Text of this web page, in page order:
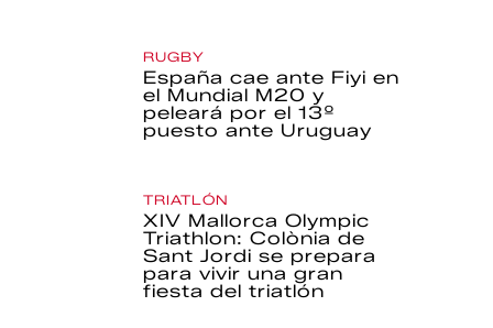
RUGBY
España cae ante Fiyi en
el Mundial M20 y
peleará por el 13º
puesto ante Uruguay
TRIATLÓN
XIV Mallorca Olympic
Triathlon: Colònia de
Sant Jordi se prepara
para vivir una gran
fiesta del triatlón